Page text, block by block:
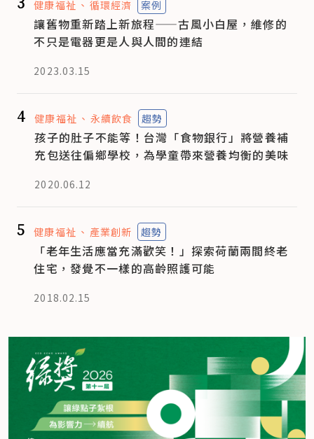
健康福祉 循環經濟 案例
讓舊物重新踏上新旅程——古風小白屋，維修的
不只是電器更是人與人間的連結
2023.03.15
4 健康福祉 永續飲食 趨勢
孩子的肚子不能等！台灣「食物銀行」將營養補
充包送往偏鄉學校，為學童帶來營養均衡的美味
2020.06.12
5 健康福祉 產業創新 趨勢
「老年生活應當充滿歡笑！」探索荷蘭兩間終老
住宅，發覺不一樣的高齡照護可能
2018.02.15